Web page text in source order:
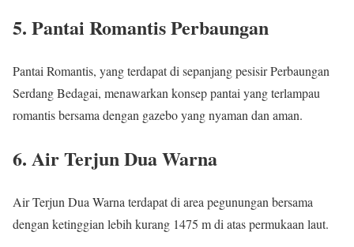
5. Pantai Romantis Perbaungan
Pantai Romantis, yang terdapat di sepanjang pesisir Perbaungan
Serdang Bedagai, menawarkan konsep pantai yang terlampau
romantis bersama dengan gazebo yang nyaman dan aman.
6. Air Terjun Dua Warna
Air Terjun Dua Warna terdapat di area pegunungan bersama
dengan ketinggian lebih kurang 1475 m di atas permukaan laut.